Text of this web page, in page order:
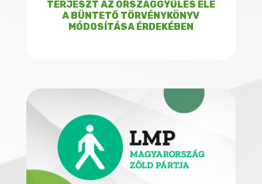
TERJESZT AZ ORSZÁGGYŰLÉS ELÉ
A BÜNTETŐ TÖRVÉNYKÖNYV
MÓDOSÍTÁSA ÉRDEKÉBEN